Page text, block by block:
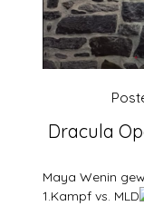
Dracula
Maya Wenin
1.Kampf vs. MLD